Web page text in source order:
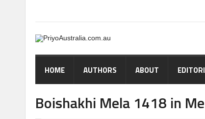
HOME AUTHORS ABOUT
Boishakhi Mela 1418 in